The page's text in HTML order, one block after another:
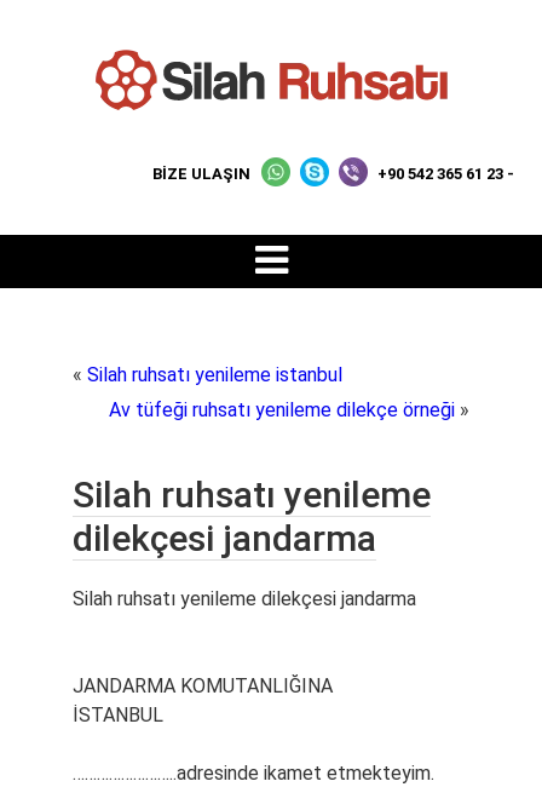
BİZE ULAŞIN +90 542 365 61 23 -
« Silah ruhsatı yenileme istanbul
Av tüfeği ruhsatı yenileme dilekçe örneği »
Silah ruhsatı yenileme
dilekçesi jandarma
Silah ruhsatı yenileme dilekçesi jandarma
JANDARMA KOMUTANLIĞINA
İSTANBUL
……………………..adresinde ikamet etmekteyim.